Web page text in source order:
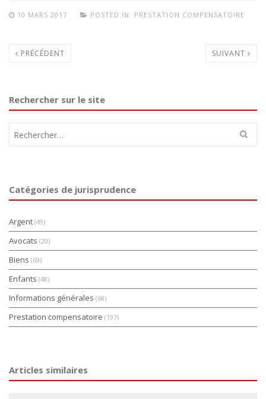
10 MARS 2017 POSTED IN: PRESTATION COMPENSATOIRE
PRÉCÉDENT SUIVANT
Rechercher sur le site
Catégories de jurisprudence
Argent (49)
Avocats (20)
Biens (69)
Enfants (48)
Informations générales (68)
Prestation compensatoire (197)
Articles similaires